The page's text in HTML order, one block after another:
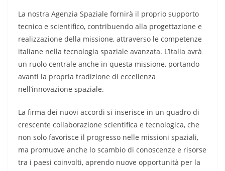
La nostra Agenzia Spaziale fornirà il proprio supporto
tecnico e scientifico, contribuendo alla progettazione e
realizzazione della missione, attraverso le competenze
italiane nella tecnologia spaziale avanzata. L’Italia avrà
un ruolo centrale anche in questa missione, portando
avanti la propria tradizione di eccellenza
nell’innovazione spaziale.
La firma dei nuovi accordi si inserisce in un quadro di
crescente collaborazione scientifica e tecnologica, che
non solo favorisce il progresso nelle missioni spaziali,
ma promuove anche lo scambio di conoscenze e risorse
tra i paesi coinvolti, aprendo nuove opportunità per la